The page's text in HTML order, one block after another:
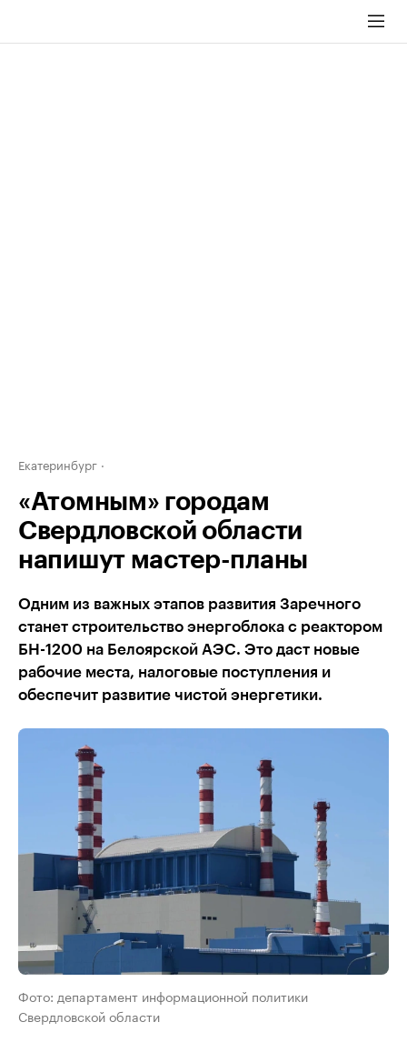
Екатеринбург
«Атомным» городам
Свердловской области
напишут мастер-планы
Одним из важных этапов развития Заречного
станет строительство энергоблока с реактором
БН-1200 на Белоярской АЭС. Это даст новые
рабочие места, налоговые поступления и
обеспечит развитие чистой энергетики.
Фото: департамент информационной политики
Свердловской области